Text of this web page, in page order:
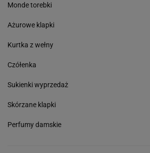
Monde torebki
Ażurowe klapki
Kurtka z wełny
Czółenka
Sukienki wyprzedaż
Skórzane klapki
Perfumy damskie